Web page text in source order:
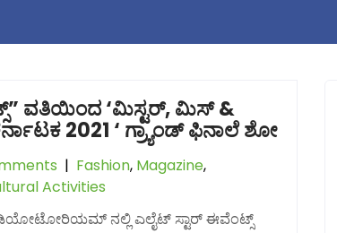
ವತಿಯಿಂದ ‘ಮಿಸ್ಟರ್, ಮಿಸ್ &
2021 ‘ ಗ್ರ್ಯಾಂಡ್ ಫಿನಾಲೆ ಶೋ
| Fashion, Magazine,
Activities
ನಲ್ಲಿ ಎಲೈಟ್ ಸ್ಟಾರ್ ಈವೆಂಟ್ಸ್